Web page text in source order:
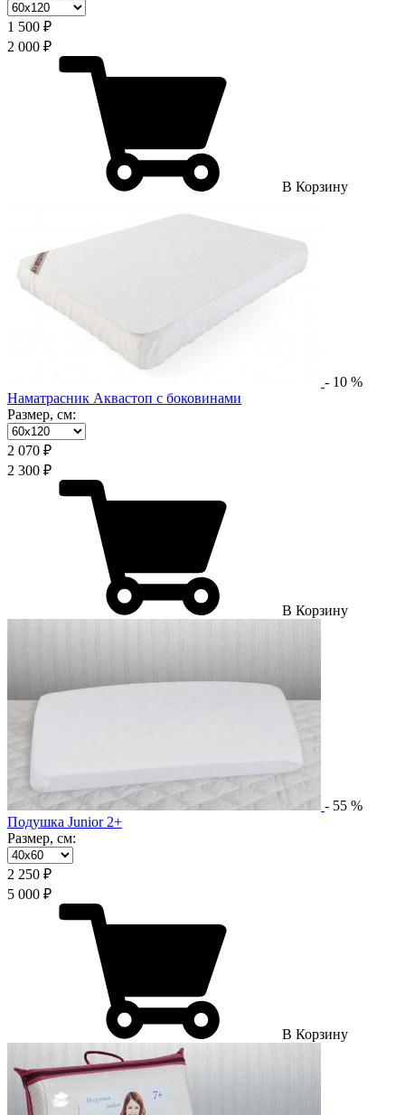
1 500 ₽
2 000 ₽
В Корзину
- 10 %
Наматрасник Аквастоп с боковинами
Размер, см:
2 070 ₽
2 300 ₽
В Корзину
- 55 %
Подушка Junior 2+
Размер, см:
2 250 ₽
5 000 ₽
В Корзину